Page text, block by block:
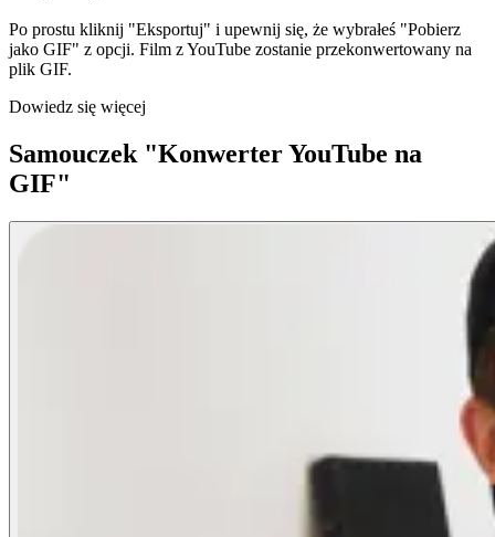
Po prostu kliknij "Eksportuj" i upewnij się, że wybrałeś "Pobierz
jako GIF" z opcji. Film z YouTube zostanie przekonwertowany na
plik GIF.
Dowiedz się więcej
Samouczek "Konwerter YouTube na
GIF"